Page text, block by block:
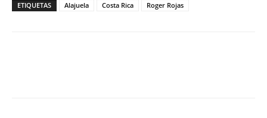
ETIQUETAS Alajuela Costa Rica Roger Rojas